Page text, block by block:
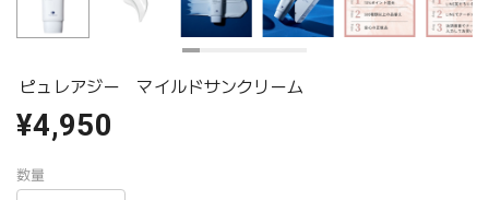
ピュレアジー マイルドサンクリーム
¥4,950
数量